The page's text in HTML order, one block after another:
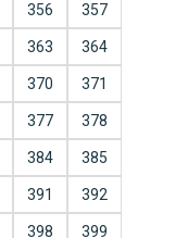
356 357
363 364
370 371
377 378
384 385
391 392
398 399